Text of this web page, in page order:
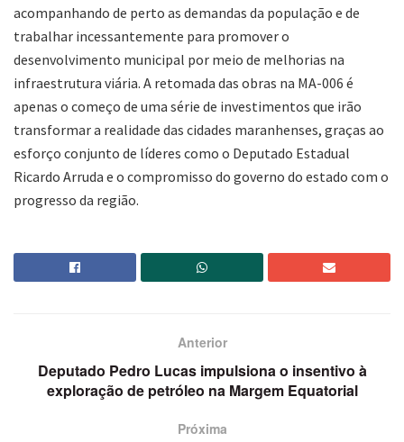
acompanhando de perto as demandas da população e de
trabalhar incessantemente para promover o
desenvolvimento municipal por meio de melhorias na
infraestrutura viária. A retomada das obras na MA-006 é
apenas o começo de uma série de investimentos que irão
transformar a realidade das cidades maranhenses, graças ao
esforço conjunto de líderes como o Deputado Estadual
Ricardo Arruda e o compromisso do governo do estado com o
progresso da região.
Anterior
Deputado Pedro Lucas impulsiona o insentivo à
exploração de petróleo na Margem Equatorial
Próxima